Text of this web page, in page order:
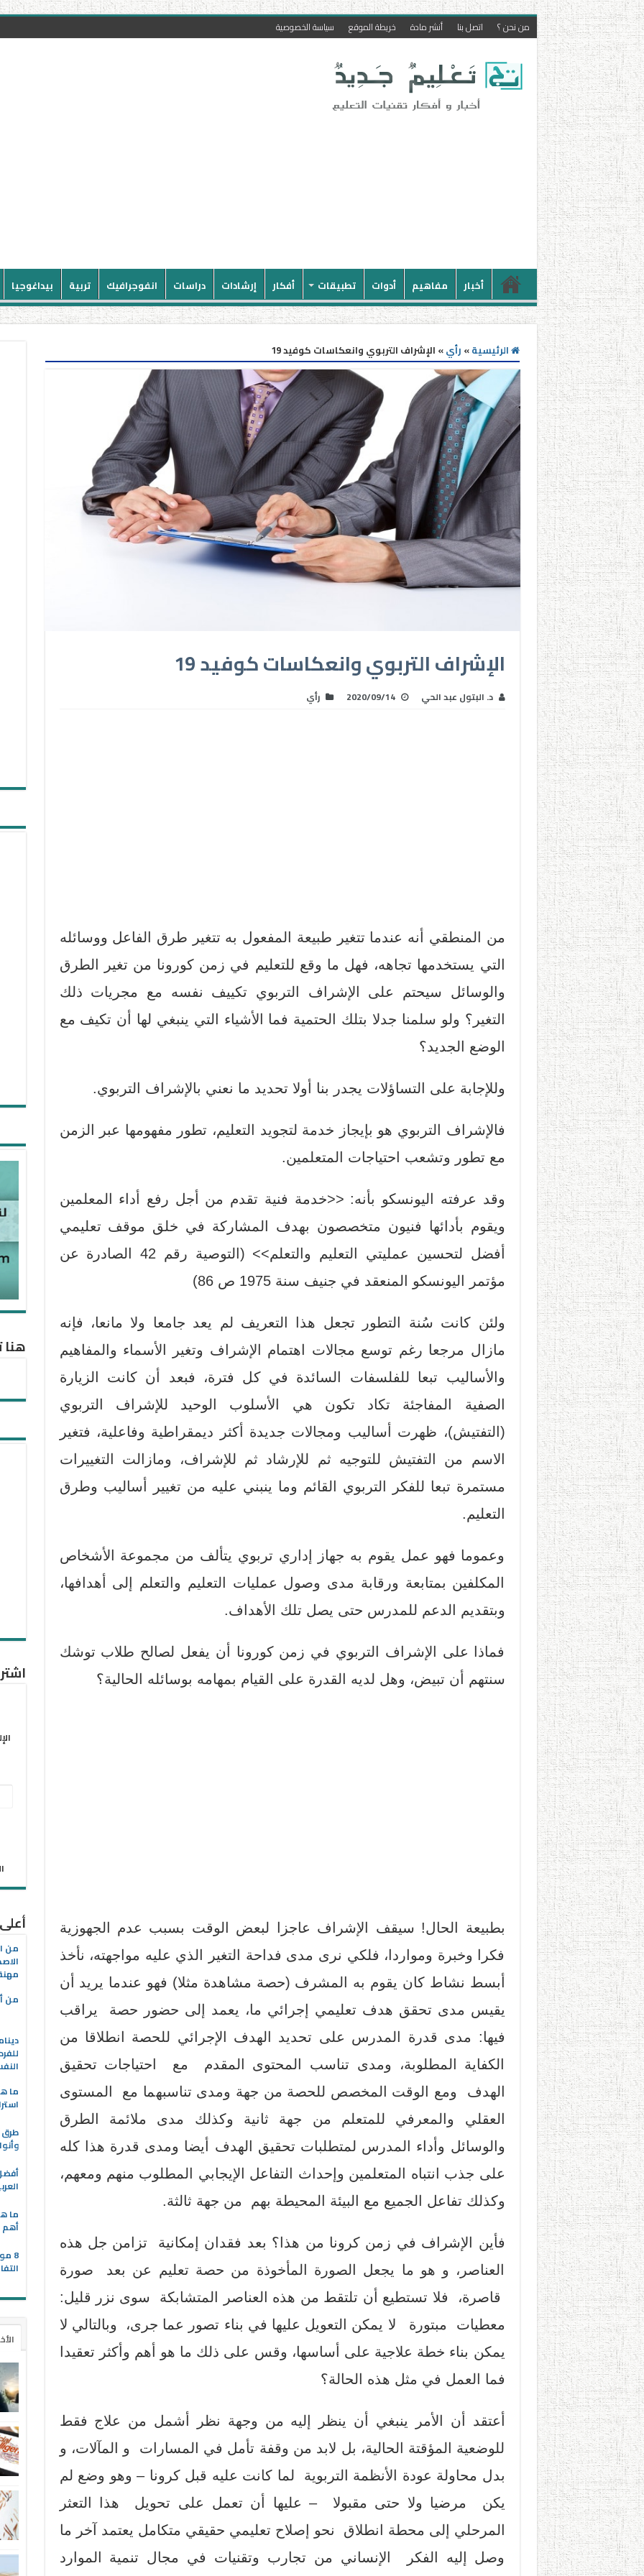
من نحن ؟ اتصل بنا أنشر مادة خريطة الموقع سياسة الخصوصية
أخبار مفاهيم أدوات تطبيقات أفكار إرشادات دراسات انفوجرافيك تربية بيداغوجيا
الرئيسية» رأي» الإشراف التربوي وانعكاسات كوفيد 19
الإشراف التربوي وانعكاسات كوفيد 19
د. البتول عبد الحي 2020/09/14 رأي
من المنطقي أنه عندما تتغير طبيعة المفعول به تتغير طرق الفاعل ووسائله
التي يستخدمها تجاهه، فهل ما وقع للتعليم في زمن كورونا من تغير الطرق
والوسائل سيحتم على الإشراف التربوي تكييف نفسه مع مجريات ذلك
التغير؟ ولو سلمنا جدلا بتلك الحتمية فما الأشياء التي ينبغي لها أن تكيف مع
الوضع الجديد؟
وللإجابة على التساؤلات يجدر بنا أولا تحديد ما نعني بالإشراف التربوي.
فالإشراف التربوي هو بإيجاز خدمة لتجويد التعليم، تطور مفهومها عبر الزمن
مع تطور وتشعب احتياجات المتعلمين.
وقد عرفته اليونسكو بأنه: <<خدمة فنية تقدم من أجل رفع أداء المعلمين
ويقوم بأدائها فنيون متخصصون بهدف المشاركة في خلق موقف تعليمي
أفضل لتحسين عمليتي التعليم والتعلم>> (التوصية رقم 42 الصادرة عن
مؤتمر اليونسكو المنعقد في جنيف سنة 1975 ص 86)
ولئن كانت سُنة التطور تجعل هذا التعريف لم يعد جامعا ولا مانعا، فإنه
مازال مرجعا رغم توسع مجالات اهتمام الإشراف وتغير الأسماء والمفاهيم
والأساليب تبعا للفلسفات السائدة في كل فترة، فبعد أن كانت الزيارة
الصفية المفاجئة تكاد تكون هي الأسلوب الوحيد للإشراف التربوي
(التفتيش)، ظهرت أساليب ومجالات جديدة أكثر ديمقراطية وفاعلية، فتغير
الاسم من التفتيش للتوجيه ثم للإرشاد ثم للإشراف، ومازالت التغييرات
مستمرة تبعا للفكر التربوي القائم وما ينبني عليه من تغيير أساليب وطرق
التعليم.
وعموما فهو عمل يقوم به جهاز إداري تربوي يتألف من مجموعة الأشخاص
المكلفين بمتابعة ورقابة مدى وصول عمليات التعليم والتعلم إلى أهدافها،
وبتقديم الدعم للمدرس حتى يصل تلك الأهداف.
فماذا على الإشراف التربوي في زمن كورونا أن يفعل لصالح طلاب توشك
سنتهم أن تبيض، وهل لديه القدرة على القيام بمهامه بوسائله الحالية؟
بطبيعة الحال! سيقف الإشراف عاجزا لبعض الوقت بسبب عدم الجهوزية
فكرا وخبرة ومواردا، فلكي نرى مدى فداحة التغير الذي عليه مواجهته، نأخذ
أبسط نشاط كان يقوم به المشرف (حصة مشاهدة مثلا) فهو عندما يريد أن
يقيس مدى تحقق هدف تعليمي إجرائي ما، يعمد إلى حضور حصة يراقب
فيها: مدى قدرة المدرس على تحديد الهدف الإجرائي للحصة انطلاقا من
الكفاية المطلوبة، ومدى تناسب المحتوى المقدم مع احتياجات تحقيق
الهدف ومع الوقت المخصص للحصة من جهة ومدى تناسبهما مع المستوى
العقلي والمعرفي للمتعلم من جهة ثانية وكذلك مدى ملائمة الطرق
والوسائل وأداء المدرس لمتطلبات تحقيق الهدف أيضا ومدى قدرة هذا كله
على جذب انتباه المتعلمين وإحداث التفاعل الإيجابي المطلوب منهم ومعهم،
وكذلك تفاعل الجميع مع البيئة المحيطة بهم من جهة ثالثة.
فأين الإشراف في زمن كرونا من هذا؟ بعد فقدان إمكانية تزامن جل هذه
العناصر، و هو ما يجعل الصورة المأخوذة من حصة تعليم عن بعد صورة
قاصرة، فلا تستطيع أن تلتقط من هذه العناصر المتشابكة سوى نزر قليل:
معطيات مبتورة لا يمكن التعويل عليها في بناء تصور عما جرى، وبالتالي لا
يمكن بناء خطة علاجية على أساسها، وقس على ذلك ما هو أهم وأكثر تعقيدا
فما العمل في مثل هذه الحالة؟
أعتقد أن الأمر ينبغي أن ينظر إليه من وجهة نظر أشمل من علاج فقط
للوضعية المؤقتة الحالية، بل لابد من وقفة تأمل في المسارات و المآلات، و
بدل محاولة عودة الأنظمة التربوية لما كانت عليه قبل كرونا – وهو وضع لم
يكن مرضيا ولا حتى مقبولا – عليها أن تعمل على تحويل هذا التعثر
المرحلي إلى محطة انطلاق نحو إصلاح تعليمي حقيقي متكامل يعتمد آخر ما
وصل إليه الفكر الإنساني من تجارب وتقنيات في مجال تنمية الموارد
هنا
من
من
ما
طرق
ما
أهم
8